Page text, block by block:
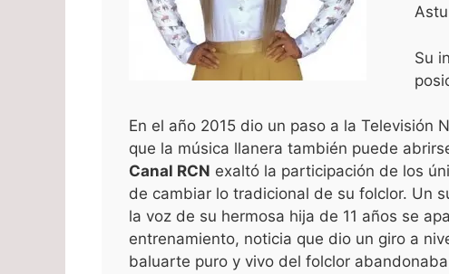
Su
En el año 2015 dio un paso a la Televisión
que la música llanera también puede
Canal RCN exaltó la participación de los
de cambiar lo tradicional de su folclor. Un
la voz de su hermosa hija de 11 años se
entrenamiento, noticia que dio un giro a
baluarte puro y vivo del folclor